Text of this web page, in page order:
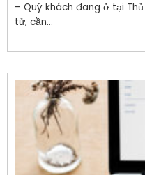
– Quý khách đang ở tại
tử, cần...